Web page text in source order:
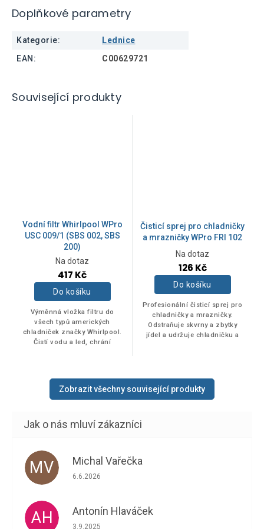
Doplňkové parametry
Kategorie:
Lednice
EAN: C00629721
Související produkty
Vodní filtr Whirlpool WPro
USC 009/1 (SBS 002, SBS
200)
Průměrné
hodnocení
produktu
je
5,0
z
5
hvězdiček.
Na dotaz
417 Kč
Do košíku
Výměnná vložka filtru do
všech typů amerických
chladniček značky Whirlpool.
Čistí vodu a led, chrání
Čisticí sprej pro chladničky
a mrazničky WPro FRI 102
Na dotaz
126 Kč
Do košíku
Profesionální čisticí sprej pro
chladničky a mrazničky.
Odstraňuje skvrny a zbytky
jídel a udržuje chladničku a
Zobrazit všechny související produkty
MV Michal Vařečka
Hodnocení obchodu je 5 z 5 hvězdiček.
6.6.2026
AH Antonín Hlaváček
Hodnocení obchodu je 5 z 5 hvězdiček.
3.9.2025